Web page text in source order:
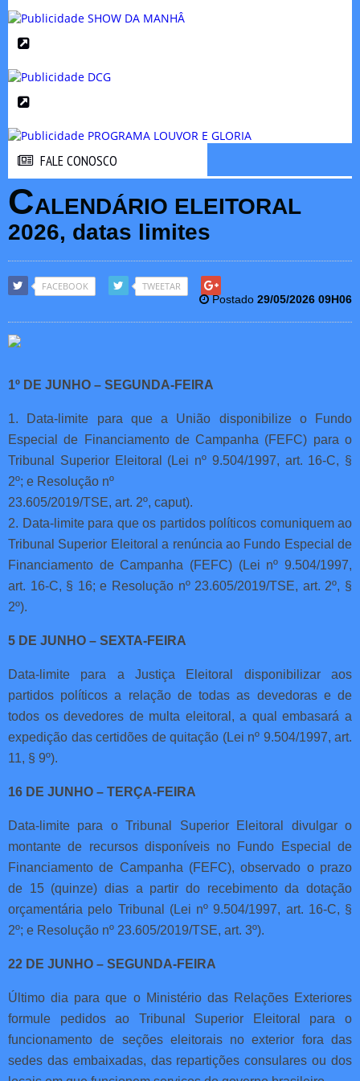
FALE CONOSCO
CALENDÁRIO ELEITORAL
2026, datas limites
FACEBOOK TWEETAR
Postado 29/05/2026 09H06
1º DE JUNHO – SEGUNDA-FEIRA
1. Data-limite para que a União disponibilize o Fundo
Especial de Financiamento de Campanha (FEFC) para o
Tribunal Superior Eleitoral (Lei nº 9.504/1997, art. 16-C, §
2º; e Resolução nº
23.605/2019/TSE, art. 2º, caput).
2. Data-limite para que os partidos políticos comuniquem ao
Tribunal Superior Eleitoral a renúncia ao Fundo Especial de
Financiamento de Campanha (FEFC) (Lei nº 9.504/1997,
art. 16-C, § 16; e Resolução nº 23.605/2019/TSE, art. 2º, §
2º).
5 DE JUNHO – SEXTA-FEIRA
Data-limite para a Justiça Eleitoral disponibilizar aos
partidos políticos a relação de todas as devedoras e de
todos os devedores de multa eleitoral, a qual embasará a
expedição das certidões de quitação (Lei nº 9.504/1997, art.
11, § 9º).
16 DE JUNHO – TERÇA-FEIRA
Data-limite para o Tribunal Superior Eleitoral divulgar o
montante de recursos disponíveis no Fundo Especial de
Financiamento de Campanha (FEFC), observado o prazo
de 15 (quinze) dias a partir do recebimento da dotação
orçamentária pelo Tribunal (Lei nº 9.504/1997, art. 16-C, §
2º; e Resolução nº 23.605/2019/TSE, art. 3º).
22 DE JUNHO – SEGUNDA-FEIRA
Último dia para que o Ministério das Relações Exteriores
formule pedidos ao Tribunal Superior Eleitoral para o
funcionamento de seções eleitorais no exterior fora das
sedes das embaixadas, das repartições consulares ou dos